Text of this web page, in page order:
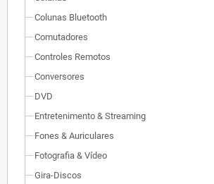
Colunas Bluetooth
Comutadores
Controles Remotos
Conversores
DVD
Entretenimento & Streaming
Fones & Auriculares
Fotografia & Vídeo
Gira-Discos